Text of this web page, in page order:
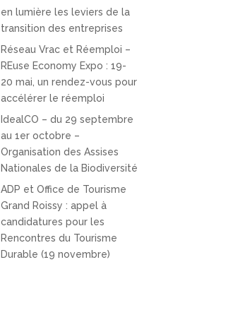
en lumière les leviers de la
transition des entreprises
Réseau Vrac et Réemploi –
REuse Economy Expo : 19-
20 mai, un rendez-vous pour
accélérer le réemploi
IdealCO – du 29 septembre
au 1er octobre –
Organisation des Assises
Nationales de la Biodiversité
ADP et Office de Tourisme
Grand Roissy : appel à
candidatures pour les
Rencontres du Tourisme
Durable (19 novembre)